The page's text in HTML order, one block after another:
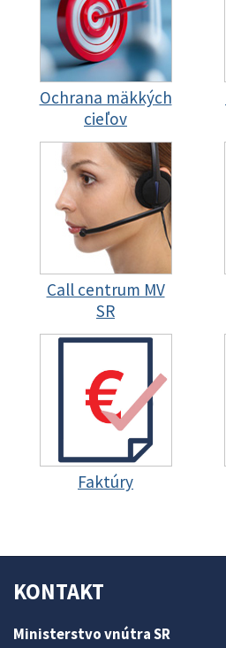
Ochrana mäkkých
cieľov
Call centrum MV
SR
Faktúry
KONTAKT
Ministerstvo vnútra SR